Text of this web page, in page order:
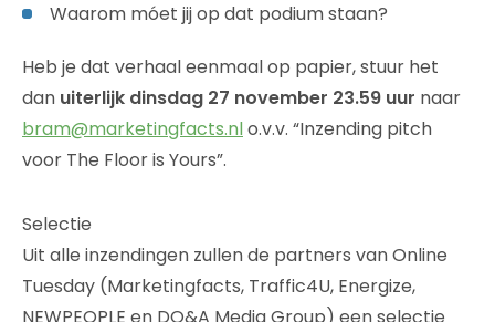
Waarom móet jij op dat podium staan?
Heb je dat verhaal eenmaal op papier, stuur het
dan uiterlijk dinsdag 27 november 23.59 uur naar
bram@marketingfacts.nlo.v.v. “Inzending pitch
voor The Floor is Yours”.
Selectie
Uit alle inzendingen zullen de partners van Online
Tuesday (Marketingfacts, Traffic4U, Energize,